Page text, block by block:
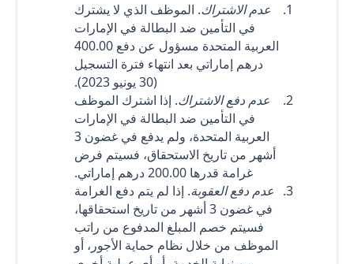
عدم الاشتراك. الموظف الذي لا يشترك
في التأمين ضد البطالة في الإمارات
العربية المتحدة مسؤول عن دفع 400.00
درهم إماراتي بعد انتهاء فترة التسجيل
(30 يونيو 2023).
عدم دفع الاشتراك. إذا اشترك الموظف
في التأمين ضد البطالة في الإمارات
العربية المتحدة، ولم يدفع في غضون 3
أشهر من تاريخ الاستحقاق، فسيتم فرض
غرامة قدرها 200.00 درهم إماراتي.
عدم دفع العقوبة. إذا لم يتم دفع الغرامة
في غضون 3 أشهر من تاريخ استحقاقها،
فسيتم خصم المبلغ المدفوع من راتب
الموظف من خلال نظام حماية الأجور، أو